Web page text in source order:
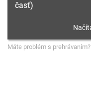
časť)
Máte problém s prehrávaním?